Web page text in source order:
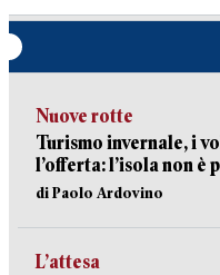
Nuove rotte
Turismo invernale, i
l’offerta: l’isola non è
di Paolo Ardovino
L’attesa